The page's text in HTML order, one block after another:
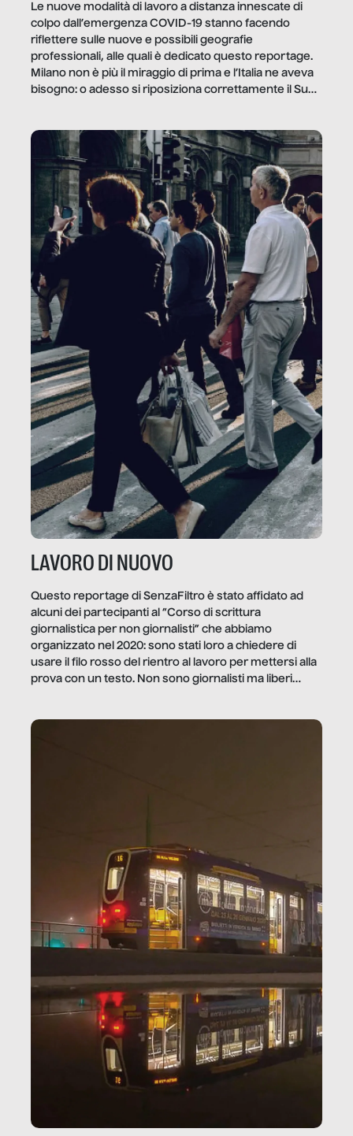
Le nuove modalità di lavoro a distanza innescate di
colpo dall’emergenza COVID-19 stanno facendo
riflettere sulle nuove e possibili geografie
professionali, alle quali è dedicato questo reportage.
Milano non è più il miraggio di prima e l’Italia ne aveva
bisogno: o adesso si riposiziona correttamente il Sud
LAVORO DI NUOVO
Questo reportage di SenzaFiltro è stato affidato ad
alcuni dei partecipanti al “Corso di scrittura
giornalistica per non giornalisti” che abbiamo
organizzato nel 2020: sono stati loro a chiedere di
usare il filo rosso del rientro al lavoro per mettersi alla
prova con un testo. Non sono giornalisti ma liberi